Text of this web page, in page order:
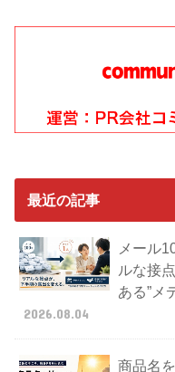
最近の記事
メール
ルな接
ある”メ
2026.08.04
商品名